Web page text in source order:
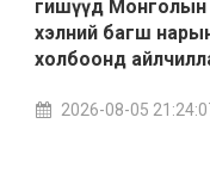
гишүүд Монголын
хэлний багш
холбоонд
2026-08-05